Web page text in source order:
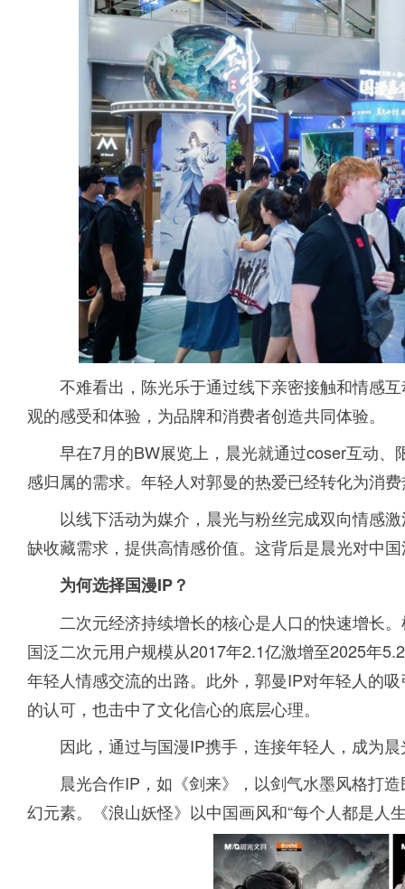
不难看出，陈光乐于通过线下亲密接触和情感
观的感受和体验，为品牌和消费者创造共同体验。
早在7月的BW展览上，晨光就通过coser互动
感归属的需求。年轻人对郭曼的热爱已经转化为消
以线下活动为媒介，晨光与粉丝完成双向情感
缺收藏需求，提供高情感价值。这背后是晨光对中
为何选择国漫IP？
二次元经济持续增长的核心是人口的快速增长
国泛二次元用户规模从2017年2.1亿激增至2025年
年轻人情感交流的出路。此外，郭曼IP对年轻人的
的认可，也击中了文化信心的底层心理。
因此，通过与国漫IP携手，连接年轻人，成为
晨光合作IP，如《剑来》，以剑气水墨风格打
幻元素。《浪山妖怪》以中国画风和“每个人都是人